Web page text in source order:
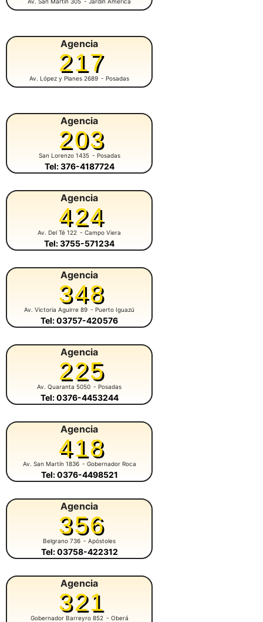
Agencia
217
Av. López y Planes 2689 - Posadas
Agencia
203
San Lorenzo 1435 - Posadas
Tel: 376-4187724
Agencia
424
Av. Del Té 122 - Campo Viera
Tel: 3755-571234
Agencia
348
Av. Victoria Aguirre 89 - Puerto Iguazú
Tel: 03757-420576
Agencia
225
Av. Quaranta 5050 - Posadas
Tel: 0376-4453244
Agencia
418
Av. San Martín 1836 - Gobernador Roca
Tel: 0376-4498521
Agencia
356
Belgrano 736 - Apóstoles
Tel: 03758-422312
Agencia
321
Gobernador Barreyro 852 - Oberá